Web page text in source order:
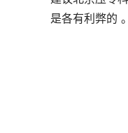
是各有利弊的